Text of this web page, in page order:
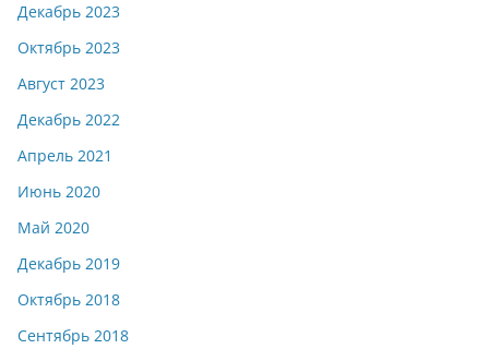
Декабрь 2023
Октябрь 2023
Август 2023
Декабрь 2022
Апрель 2021
Июнь 2020
Май 2020
Декабрь 2019
Октябрь 2018
Сентябрь 2018